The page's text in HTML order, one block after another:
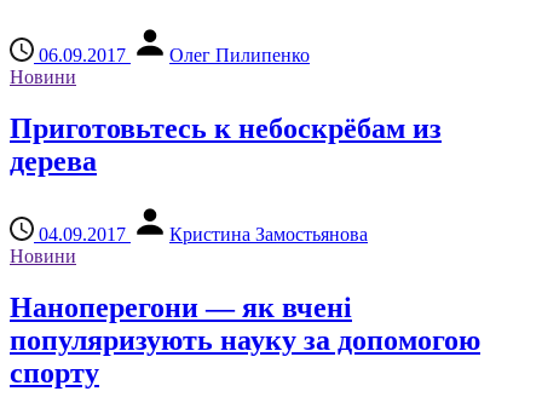
06.09.2017
Олег Пилипенко
Новини
Приготовьтесь к небоскрёбам из
дерева
04.09.2017
Кристина Замостьянова
Новини
Наноперегони — як вчені
популяризують науку за допомогою
спорту